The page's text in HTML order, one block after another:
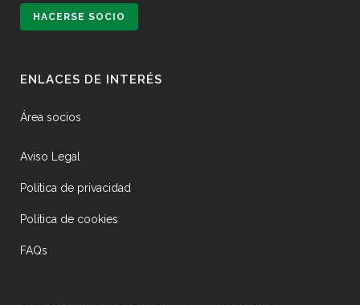
HACERSE SOCIO
ENLACES DE INTERÉS
Área socios
Aviso Legal
Política de privacidad
Política de cookies
FAQs